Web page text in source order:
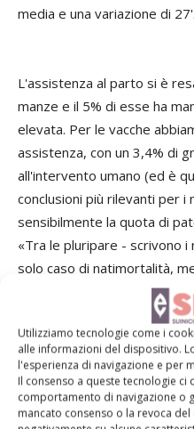
Utilizziamo tecnologie come i
alle informazioni del dispositivo.
l'esperienza di navigazione e per
Il consenso a queste tecnologie
comportamento di navigazione o
mancato consenso o la revoca
media e una variazione di 27'.
L'assistenza al parto si è
manze e il 5% di esse ha
elevata. Per le vacche
assistenza, con un 3,4% di
all'intervento umano (ed è
conclusioni più rilevanti per
sensibilmente la quota di
«Tra le pluripare - scrivono
solo caso di natimortalità,
l'incidenza andava dal 9,6 al
pluripare ospitate in sala
stato sempre superiore nei
le manze, l'incidenza delle
stata significativamente più